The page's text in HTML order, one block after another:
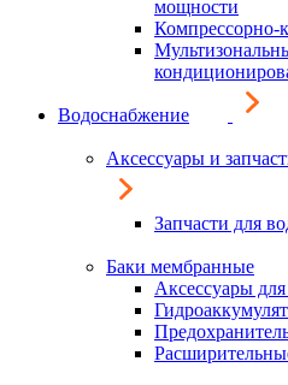
мощности
Компрессорно-
Водоснабжение
Аксессуары и
Запчасти для
Баки мембранные
Аксессуары для